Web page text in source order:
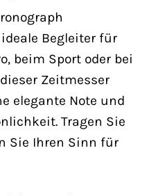
ideale Begleiter für
beim Sport oder bei
Zeitmesser
elegante Note und
Tragen Sie
Sie Ihren Sinn für